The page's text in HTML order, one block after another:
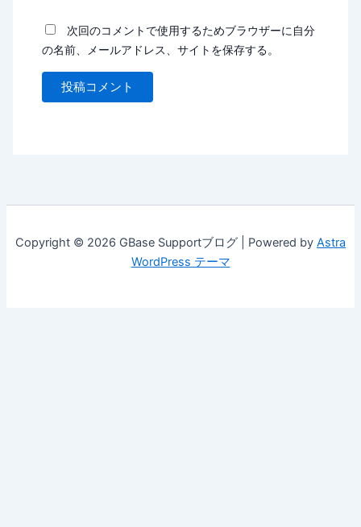
次回のコメントで使用するためブラウザーに自分
の名前、メールアドレス、サイトを保存する。
Copyright © 2026 GBase Supportブログ | Powered by Astra
WordPress テーマ